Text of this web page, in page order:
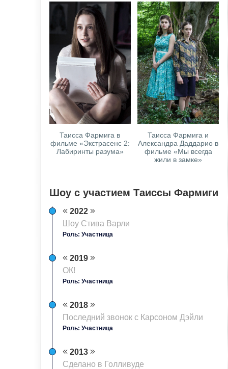
Таисса Фармига в
фильме «Экстрасенс 2:
Лабиринты разума»
Таисса Фармига и
Александра Даддарио в
фильме «Мы всегда
жили в замке»
Шоу с участием Таиссы Фармиги
2022
Шоу Стива Варли
Роль: Участница
2019
ОК!
Роль: Участница
2018
Последний звонок с Карсоном Дэйли
Роль: Участница
2013
Сделано в Голливуде